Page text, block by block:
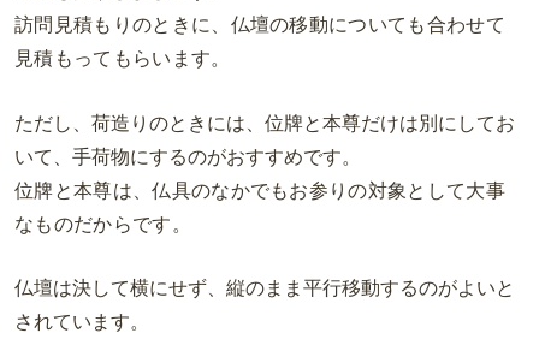
訪問見積もりのときに、仏壇の移動についても合わせて
見積もってもらいます。
ただし、荷造りのときには、位牌と本尊だけは別にしてお
いて、手荷物にするのがおすすめです。
位牌と本尊は、仏具のなかでもお参りの対象として大事
なものだからです。
仏壇は決して横にせず、縦のまま平行移動するのがよいと
されています。